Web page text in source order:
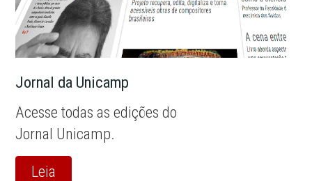
Jornal da Unicamp
Acesse todas as edições do
Jornal Unicamp.
Leia